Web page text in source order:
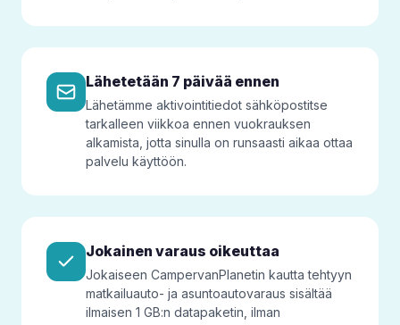
Lähetetään 7 päivää ennen
Lähetämme aktivointitiedot sähköpostitse
tarkalleen viikkoa ennen vuokrauksen
alkamista, jotta sinulla on runsaasti aikaa ottaa
palvelu käyttöön.
Jokainen varaus oikeuttaa
Jokaiseen CampervanPlanetin kautta tehtyyn
matkailuauto- ja asuntoautovaraus sisältää
ilmaisen 1 GB:n datapaketin, ilman